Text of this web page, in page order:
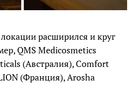
расширился и круг
QMS Medicosmetics
(Австралия), Comfort
(Франция), Arosha